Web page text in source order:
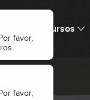
Recursos